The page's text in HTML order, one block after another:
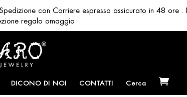
DICONO DI NOI CONTATTI Cerca
con Corriere espresso assicurato in 48 ore
regalo omaggio